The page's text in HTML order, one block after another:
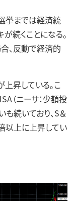
挙までは経済統
続くことになる。
、反動で経済的
昇している。こ
（ニーサ：少額投
続いており、S＆
以上に上昇してい